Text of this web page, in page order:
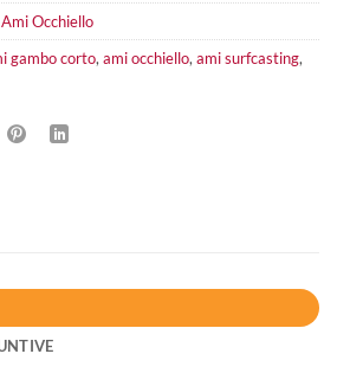
Ami Occhiello
gambo corto, ami occhiello, ami surfcasting,